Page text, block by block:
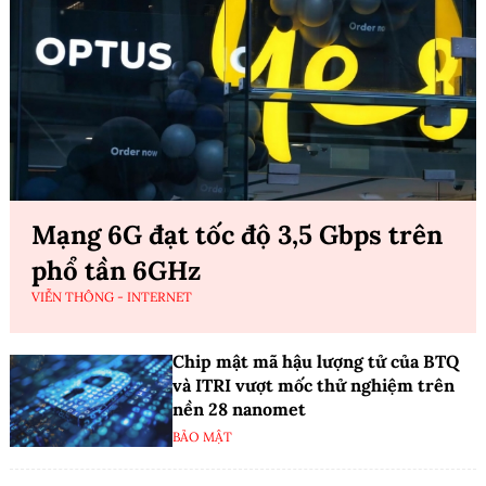
Mạng 6G đạt tốc độ 3,5 Gbps trên
phổ tần 6GHz
VIỄN THÔNG - INTERNET
Chip mật mã hậu lượng tử của BTQ
và ITRI vượt mốc thử nghiệm trên
nền 28 nanomet
BẢO MẬT